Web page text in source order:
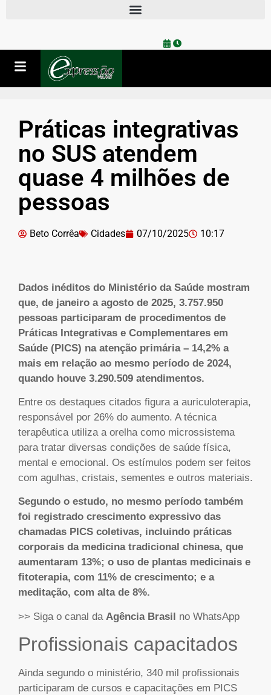
Práticas integrativas
no SUS atendem
quase 4 milhões de
pessoas
Beto Corrêa Cidades 07/10/2025 10:17
Dados inéditos do Ministério da Saúde mostram
que, de janeiro a agosto de 2025, 3.757.950
pessoas participaram de procedimentos de
Práticas Integrativas e Complementares em
Saúde (PICS) na atenção primária – 14,2% a
mais em relação ao mesmo período de 2024,
quando houve 3.290.509 atendimentos.
Entre os destaques citados figura a auriculoterapia,
responsável por 26% do aumento. A técnica
terapêutica utiliza a orelha como microssistema
para tratar diversas condições de saúde física,
mental e emocional. Os estímulos podem ser feitos
com agulhas, cristais, sementes e outros materiais.
Segundo o estudo, no mesmo período também
foi registrado crescimento expressivo das
chamadas PICS coletivas, incluindo práticas
corporais da medicina tradicional chinesa, que
aumentaram 13%; o uso de plantas medicinais e
fitoterapia, com 11% de crescimento; e a
meditação, com alta de 8%.
>> Siga o canal da Agência Brasil no WhatsApp
Profissionais capacitados
Ainda segundo o ministério, 340 mil profissionais
participaram de cursos e capacitações em PICS